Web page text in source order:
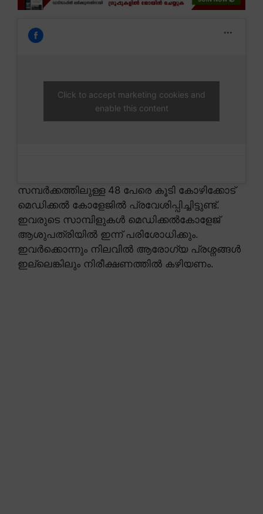
Click to accept marketing cookies and
enable this content
സമ്പർക്കത്തിലുള്ള 48 പേരെ കൂടി കോഴിക്കോട്
മെഡിക്കൽ കോളേജിൽ പ്രവേശിപ്പിച്ചിട്ടുണ്ട്.
ഇവരുടെ സാമ്പിളുകൾ മെഡിക്കൽകോളേജ്
ആശുപത്രിയിൽ ഇന്ന് പരിശോധിക്കും.
ഇവർക്കൊന്നും നിലവിൽ ആരോഗ്യ പ്രശ്നങ്ങൾ
ഇല്ലെങ്കിലും നിരീക്ഷണത്തിൽ കഴിയണം.